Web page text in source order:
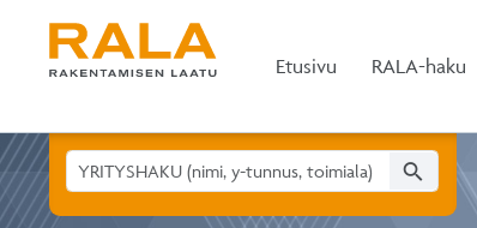
Etusivu RALA-haku
search